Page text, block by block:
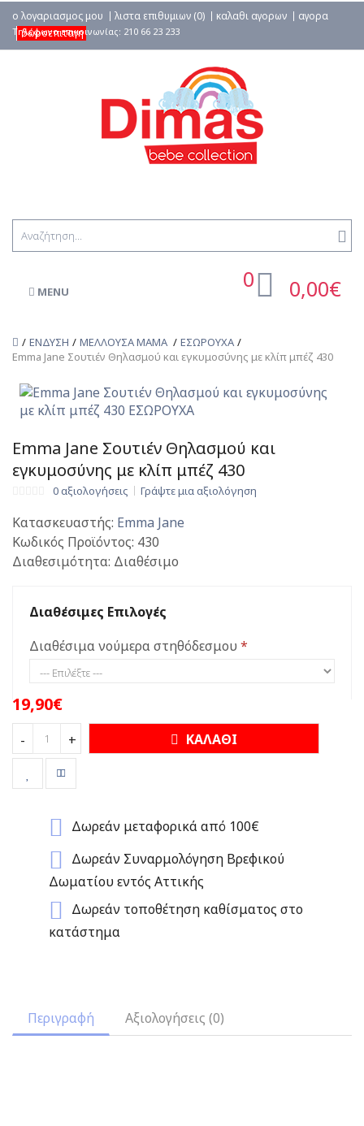
ο λογαριασμος μου λιστα επιθυμιων (0) καλαθι αγορων
αγορα
δωροεπιταγη
0 0,00€
MENU
ΕΝΔΥΣΗ ΜΕΛΛΟΥΣΑ ΜΑΜΑ
ΕΣΩΡΟΥΧΑ
Emma Jane Σουτιέν Θηλασμού και εγκυμοσύνης με κλίπ μπέζ 430
Emma Jane Σουτιέν Θηλασμού και
εγκυμοσύνης με κλίπ μπέζ 430
0 αξιολογήσεις Γράψτε μια αξιολόγηση
Κατασκευαστής: Emma Jane
Κωδικός Προϊόντος: 430
Διαθεσιμότητα: Διαθέσιμο
Διαθέσιμες Επιλογές
Διαθέσιμα νούμερα στηθόδεσμου
19,90€
- + ΚΑΛΑΘΙ
Δωρεάν μεταφορικά από 100€
Δωρεάν Συναρμολόγηση Βρεφικού
Δωματίου εντός Αττικής
Δωρεάν τοποθέτηση καθίσματος στο
κατάστημα
Περιγραφή Αξιολογήσεις (0)